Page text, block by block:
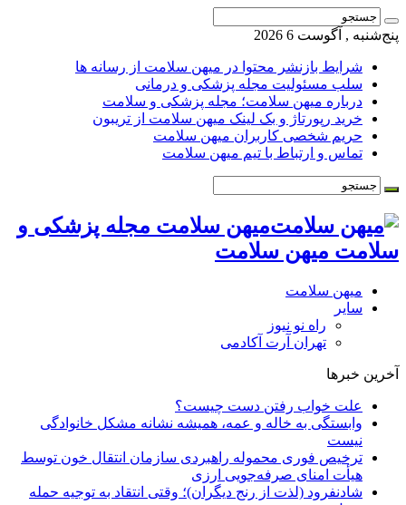
پنج‌شنبه , آگوست 6 2026
شرایط بازنشر محتوا در میهن سلامت از رسانه ها
سلب مسئولیت مجله پزشکی و درمانی
درباره میهن سلامت؛ مجله پزشکی و سلامت
خرید رپورتاژ و بک لینک میهن سلامت از تریبون
حریم شخصی کاربران میهن سلامت
تماس و ارتباط با تیم میهن سلامت
میهن سلامت مجله پزشکی و
سلامت میهن سلامت
میهن سلامت
سایر
راه نو نیوز
تهران آرت آکادمی
آخرین خبرها
علت خواب رفتن دست چیست؟
وابستگی به خاله و عمه، همیشه نشانه مشکل خانوادگی
نیست
ترخیص فوری محموله راهبردی سازمان انتقال خون توسط
هیأت امنای صرفه‌جویی ارزی
شادنفرود (لذت از رنج دیگران)؛ وقتی انتقاد به توجیه حمله